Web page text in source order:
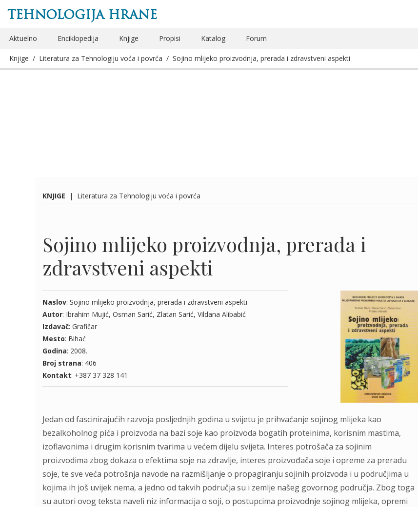
TEHNOLOGIJA HRANE
Aktuelno Enciklopedija Knjige Propisi Katalog Forum
Knjige / Literatura za Tehnologiju voća i povrća / Sojino mlijeko proizvodnja, prerada i zdravstveni aspekti
KNJIGE | Literatura za Tehnologiju voća i povrća
Sojino mlijeko proizvodnja, prerada i
zdravstveni aspekti
Naslov: Sojino mlijeko proizvodnja, prerada i zdravstveni aspekti
Autor: Ibrahim Mujić, Osman Sarić, Zlatan Sarić, Vildana Alibabić
Izdavač: Grafičar
Mesto: Bihać
Godina: 2008.
Broj strana: 406
Kontakt: +387 37 328 141
Jedan od fascinirajućih razvoja posljednjih godina u svijetu je prihvaćanje sojinog mlijeka kao
bezalkoholnog pića i proizvoda na bazi soje kao proizvoda bogatih proteinima, korisnim mastima,
izoflavonima i drugim korisnim tvarima u većem dijelu svijeta. Interes potrošača za sojinim
proizvodima zbog dokaza o efektima soje na zdravlje, interes proizvođača soje i opreme za preradu
soje, te sve veća potrošnja navode na razmišljanje o propagiranju sojinih proizvoda i u područjima u
kojima ih još uvijek nema, a jedno od takvih područja su i zemlje našeg govornog područja. Zbog toga
su autori ovog teksta naveli niz informacija o soji, o postupcima proizvodnje sojinog mlijeka, opremi